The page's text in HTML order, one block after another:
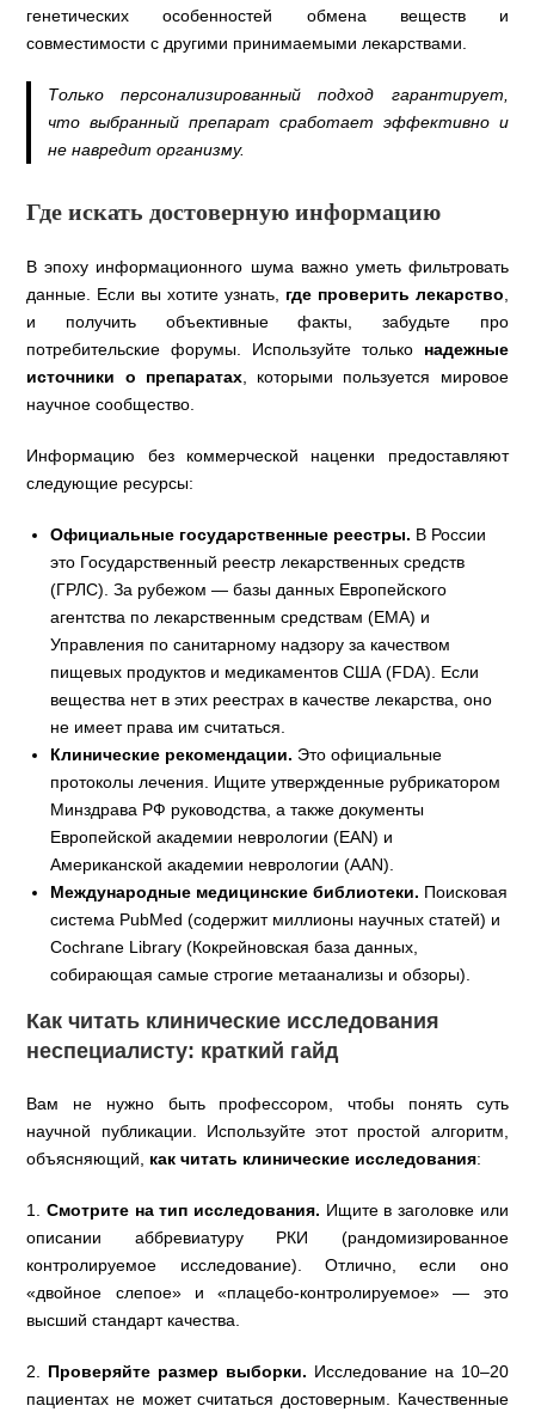
генетических особенностей обмена веществ и
совместимости с другими принимаемыми лекарствами.
Только персонализированный подход гарантирует,
что выбранный препарат сработает эффективно и
не навредит организму.
Где искать достоверную информацию
В эпоху информационного шума важно уметь фильтровать
данные. Если вы хотите узнать, где проверить лекарство
и получить объективные факты, забудьте про
потребительские форумы. Используйте только надежные
источники о препаратах, которыми пользуется мировое
научное сообщество.
Информацию без коммерческой наценки предоставляют
следующие ресурсы:
Официальные государственные реестры. В России
это Государственный реестр лекарственных средств
(ГРЛС). За рубежом — базы данных Европейского
агентства по лекарственным средствам (EMA) и
Управления по санитарному надзору за качеством
пищевых продуктов и медикаментов США (FDA). Если
вещества нет в этих реестрах в качестве лекарства, оно
не имеет права им считаться.
Клинические рекомендации. Это официальные
протоколы лечения. Ищите утвержденные рубрикатором
Минздрава РФ руководства, а также документы
Европейской академии неврологии (EAN) и
Американской академии неврологии (AAN).
Международные медицинские библиотеки. Поисковая
система PubMed (содержит миллионы научных статей) и
Cochrane Library (Кокрейновская база данных,
собирающая самые строгие метаанализы и обзоры).
Как читать клинические исследования
неспециалисту: краткий гайд
Вам не нужно быть профессором, чтобы понять суть
научной публикации. Используйте этот простой алгоритм,
объясняющий, как читать клинические исследования:
1.Смотрите на тип исследования. Ищите в заголовке или
описании аббревиатуру РКИ (рандомизированное
контролируемое исследование). Отлично, если оно
«двойное слепое» и «плацебо-контролируемое» — это
высший стандарт качества.
2. Проверяйте размер выборки. Исследование на 10–20
пациентах не может считаться достоверным. Качественные